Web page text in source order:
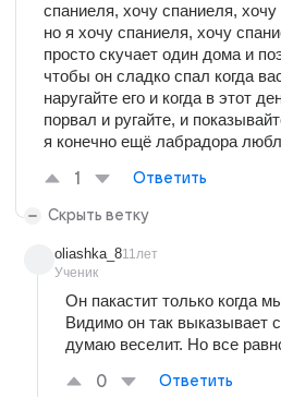
спаниеля, хочу спаниеля, хочу
но я хочу спаниеля, хочу
просто скучает один дома и
чтобы он сладко спал когда
наругайте его и когда в этот
порвал и ругайте, и
я конечно ещё лабрадора
1 Ответить
Скрыть ветку
oliashka_8
Ученик
11лет
Он пакастит только когда
Видимо он так выказывает
думаю веселит. Но все
0 Ответить